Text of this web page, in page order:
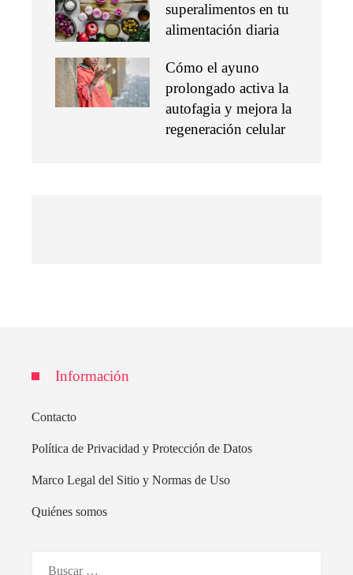
superalimentos en tu
alimentación diaria
Cómo el ayuno
prolongado activa la
autofagia y mejora la
regeneración celular
Información
Contacto
Política de Privacidad y Protección de Datos
Marco Legal del Sitio y Normas de Uso
Quiénes somos